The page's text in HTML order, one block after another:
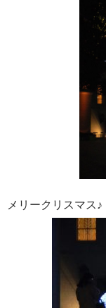
メリークリスマス♪